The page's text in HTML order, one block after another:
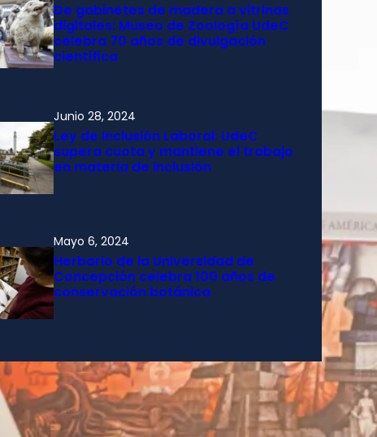
De gabinetes de madera a vitrinas
digitales: Museo de Zoología UdeC
celebra 70 años de divulgación
científica
Junio 28, 2024
Ley de Inclusión Laboral: UdeC
supera cuota y mantiene el trabajo
en materia de inclusión
Mayo 6, 2024
Herbario de la Universidad de
Concepción celebra 100 años de
conservación botánica